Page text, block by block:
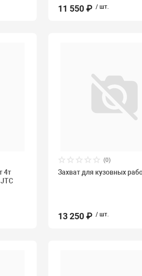
11 550 ₽ / шт.
4т
(0)
Захват для кузовных
13 250 ₽ / шт.